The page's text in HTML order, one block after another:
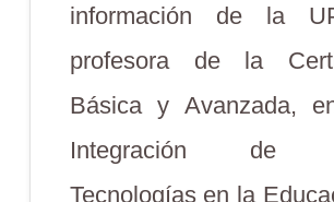
información de la
profesora de la
Básica y Avanzada,
Integración de
Tecnologías en la